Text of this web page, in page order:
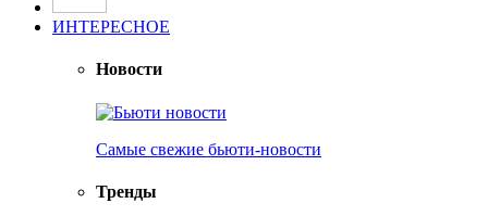
ИНТЕРЕСНОЕ
Новости
Самые свежие бьюти-новости
Тренды